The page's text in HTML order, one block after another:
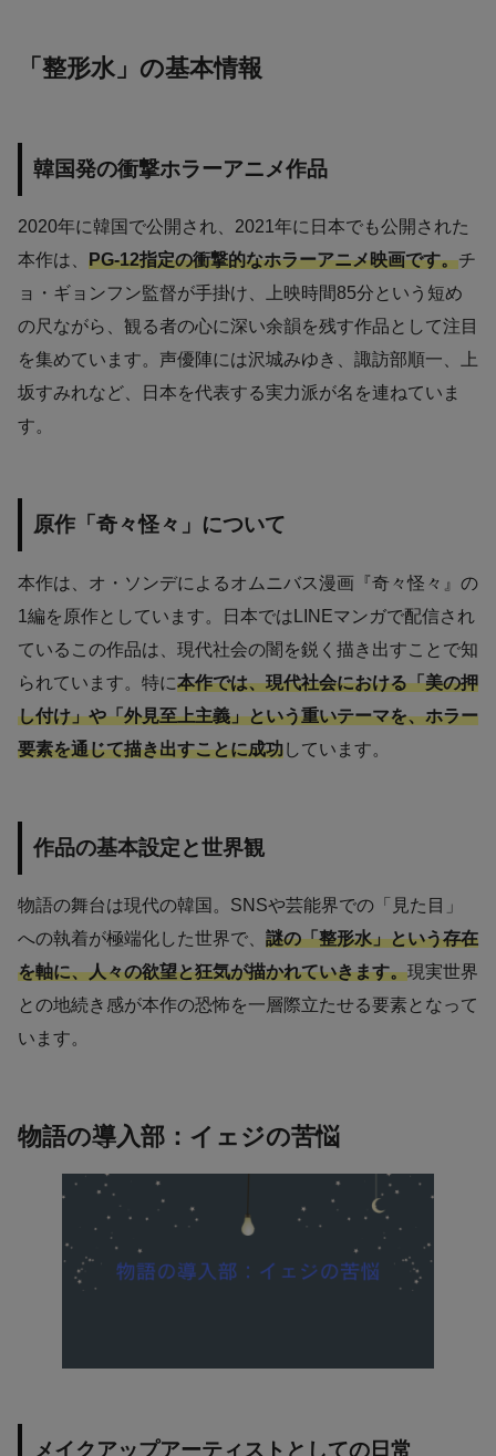
「整形水」の基本情報
韓国発の衝撃ホラーアニメ作品
2020年に韓国で公開され、2021年に日本でも公開された
本作は、 PG-12指定の衝撃的なホラーアニメ映画です。チ
ョ・ギョンフン監督が手掛け、上映時間85分という短め
の尺ながら、観る者の心に深い余韻を残す作品として注目
を集めています。声優陣には沢城みゆき、諏訪部順一、上
坂すみれなど、日本を代表する実力派が名を連ねていま
す。
原作「奇々怪々」について
本作は、オ・ソンデによるオムニバス漫画『奇々怪々』の
1編を原作としています。日本ではLINEマンガで配信され
ているこの作品は、現代社会の闇を鋭く描き出すことで知
られています。特に本作では、現代社会における「美の押
し付け」や「外見至上主義」という重いテーマを、ホラー
要素を通じて描き出すことに成功しています。
作品の基本設定と世界観
物語の舞台は現代の韓国。SNSや芸能界での「見た目」
への執着が極端化した世界で、 謎の「整形水」という存在
を軸に、人々の欲望と狂気が描かれていきます。現実世界
との地続き感が本作の恐怖を一層際立たせる要素となって
います。
物語の導入部：イェジの苦悩
メイクアップアーティストとしての日常